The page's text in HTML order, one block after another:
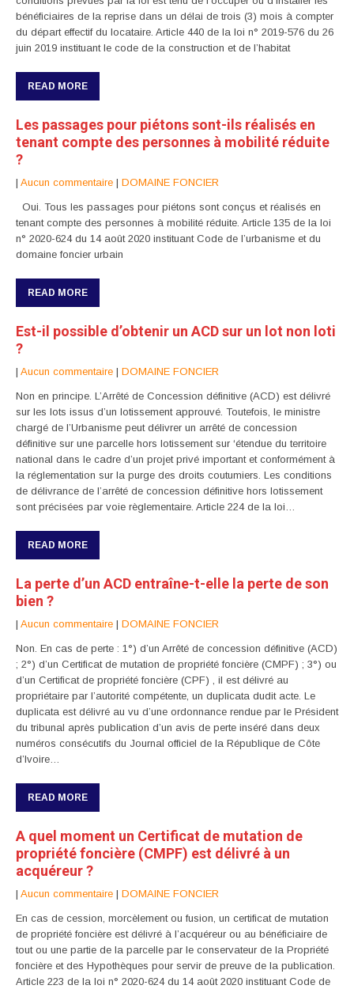
bénéficiaires de la reprise dans un délai de trois (3) mois à compter
du départ effectif du locataire. Article 440 de la loi n° 2019-576 du 26
juin 2019 instituant le code de la construction et de l’habitat
READ MORE
Les passages pour piétons sont-ils réalisés en
tenant compte des personnes à mobilité réduite
?
| Aucun commentaire | DOMAINE FONCIER
Oui. Tous les passages pour piétons sont conçus et réalisés en
tenant compte des personnes à mobilité réduite. Article 135 de la loi
n° 2020-624 du 14 août 2020 instituant Code de l’urbanisme et du
domaine foncier urbain
READ MORE
Est-il possible d’obtenir un ACD sur un lot non loti
?
| Aucun commentaire | DOMAINE FONCIER
Non en principe. L’Arrêté de Concession définitive (ACD) est délivré
sur les lots issus d’un lotissement approuvé. Toutefois, le ministre
chargé de l’Urbanisme peut délivrer un arrêté de concession
définitive sur une parcelle hors lotissement sur ‘étendue du territoire
national dans le cadre d’un projet privé important et conformément à
la réglementation sur la purge des droits coutumiers. Les conditions
de délivrance de l’arrêté de concession définitive hors lotissement
sont précisées par voie règlementaire. Article 224 de la loi…
READ MORE
La perte d’un ACD entraîne-t-elle la perte de son
bien ?
| Aucun commentaire | DOMAINE FONCIER
Non. En cas de perte : 1°) d’un Arrêté de concession définitive (ACD)
; 2°) d’un Certificat de mutation de propriété foncière (CMPF) ; 3°) ou
d’un Certificat de propriété foncière (CPF) , il est délivré au
propriétaire par l’autorité compétente, un duplicata dudit acte. Le
duplicata est délivré au vu d’une ordonnance rendue par le Président
du tribunal après publication d’un avis de perte inséré dans deux
numéros consécutifs du Journal officiel de la République de Côte
d’Ivoire…
READ MORE
A quel moment un Certificat de mutation de
propriété foncière (CMPF) est délivré à un
acquéreur ?
| Aucun commentaire | DOMAINE FONCIER
En cas de cession, morcèlement ou fusion, un certificat de mutation
de propriété foncière est délivré à l’acquéreur ou au bénéficiaire de
tout ou une partie de la parcelle par le conservateur de la Propriété
foncière et des Hypothèques pour servir de preuve de la publication.
Article 223 de la loi n° 2020-624 du 14 août 2020 instituant Code de